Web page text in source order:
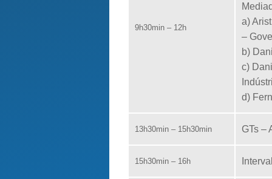
9h30min – 12h
a)
–
b)
c)
d)
13h30min – 15h30min GTs –
15h30min – 16h